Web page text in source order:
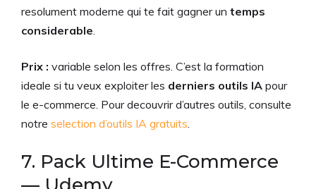
resolument moderne qui te fait gagner un temps
considerable
Prix : variable selon les offres. C’est la formation
ideale si tu veux exploiter les derniers outils IA pour
le e-commerce. Pour decouvrir d’autres outils, consulte
notre selection d’outils IA gratuits
7. Pack Ultime E-Commerce